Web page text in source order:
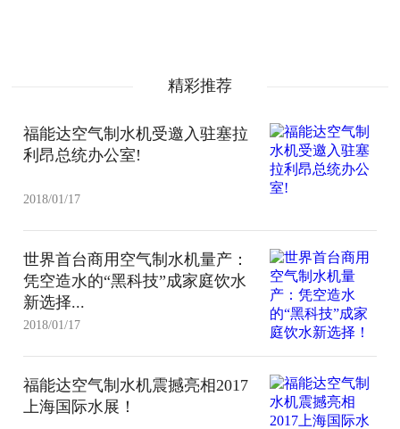
精彩推荐
福能达空气制水机受邀入驻塞拉
利昂总统办公室!
2018/01/17
世界首台商用空气制水机量产：
凭空造水的“黑科技”成家庭饮水
新选择...
2018/01/17
福能达空气制水机震撼亮相2017
上海国际水展！